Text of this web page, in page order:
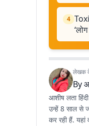
4
लेखक
By
आशीष लता
उन्हें 8 साल से
कर रही हैं.